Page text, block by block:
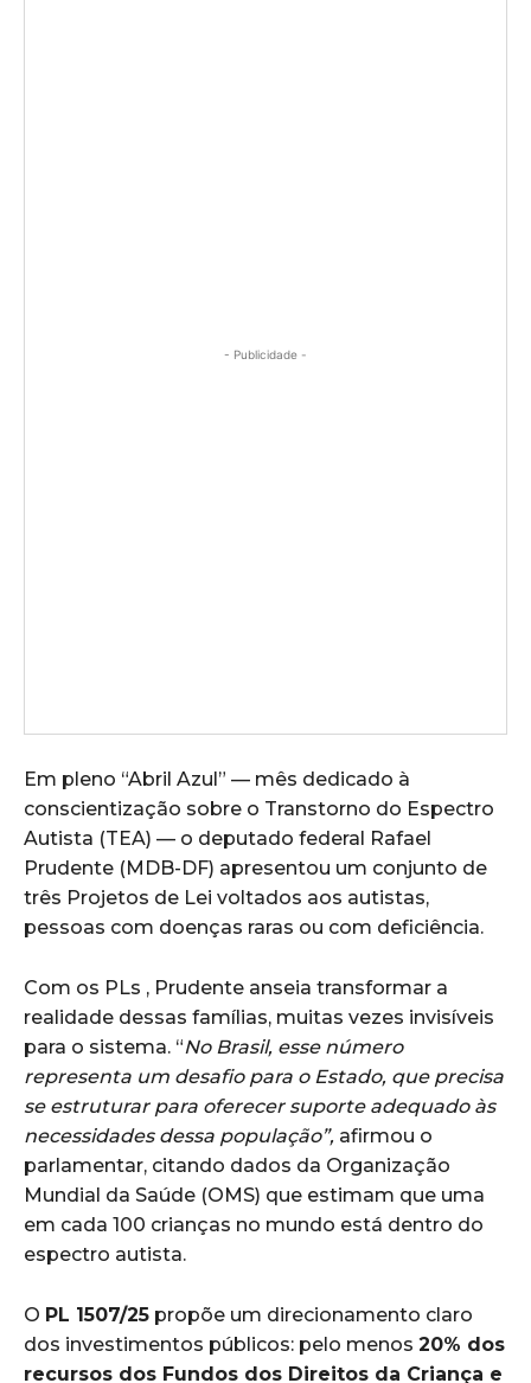
- Publicidade -
Em pleno “Abril Azul” — mês dedicado à
conscientização sobre o Transtorno do Espectro
Autista (TEA) — o deputado federal Rafael
Prudente (MDB-DF) apresentou um conjunto de
três Projetos de Lei voltados aos autistas,
pessoas com doenças raras ou com deficiência.
Com os PLs , Prudente anseia transformar a
realidade dessas famílias, muitas vezes invisíveis
para o sistema. “No Brasil, esse número
representa um desafio para o Estado, que precisa
se estruturar para oferecer suporte adequado às
necessidades dessa população”, afirmou o
parlamentar, citando dados da Organização
Mundial da Saúde (OMS) que estimam que uma
em cada 100 crianças no mundo está dentro do
espectro autista.
O PL 1507/25 propõe um direcionamento claro
dos investimentos públicos: pelo menos 20% dos
recursos dos Fundos dos Direitos da Criança e